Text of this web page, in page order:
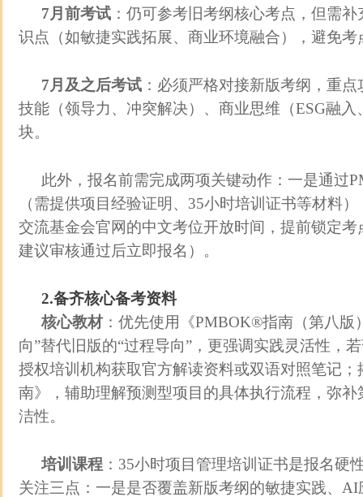
7月前考试 ：仍可参考旧考纲核心考点，但需
识点（如敏捷实践拓展、商业环境融合），避免考
7月及之后考试 ：必须严格对接新版考纲，重
技能（领导力、冲突解决）、商业思维（ESG融
块。
此外，报名前需完成两项关键动作：一是通过
（需提供项目经验证明、35小时培训证书等材料
交流基金会官网的中文考位开放时间，提前锁定
建议审核通过后立即报名）。
2.备齐核心备考资料
核心教材 ：优先使用《PMBOK®指南（第八版
向”替代旧版的“过程导向”，更强调实践灵活性，
授权培训机构获取官方解读资料或双语对照笔记
南》，辅助理解预测型项目的具体执行流程，弥
洁性。
培训课程 ：35小时项目管理培训证书是报名硬
关注三点：一是是否覆盖新版考纲的敏捷实践、